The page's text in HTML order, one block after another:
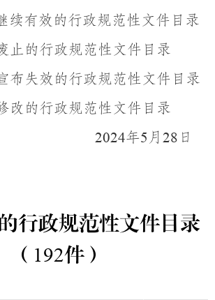
续有效的行政规范性文件目录
止的行政规范性文件目录
布失效的行政规范性文件目录
改的行政规范性文件目录
2024年5 月 28 日
行政规范性文件目录
（ 192件）